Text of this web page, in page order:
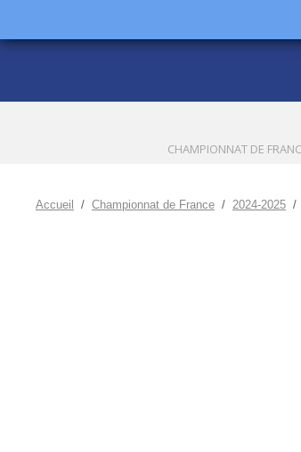
CHAMPIONNAT DE
Accueil Championnat de France 2024-2025